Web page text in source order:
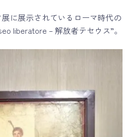
に展示されているローマ時代の
liberatore – 解放者テセウス”。